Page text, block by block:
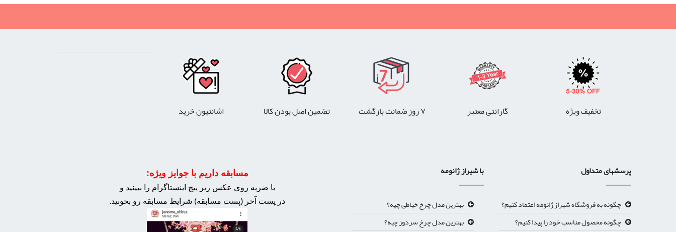
تخفیف ویژه گارانتی معتبر ۷ روز ضمانت بازگشت تضمین اصل بودن کالا اشانتیون خرید
پرسشهای متداول
چگونه به فروشگاه شیراز ژانومه اعتماد کنیم؟
چگونه محصول مناسب خود را پیدا کنیم؟
با شیراز ژانومه
بهترین مدل چرخ خیاطی چیه؟
بهترین مدل چرخ سردوز چیه؟
مسابقه داریم با جوایز ویژه:
با ضربه روی عکس زیر پیچ اینستاگرام را ببینید و
در پست آخر (پست مسابقه) شرایط مسابقه رو بخونید.